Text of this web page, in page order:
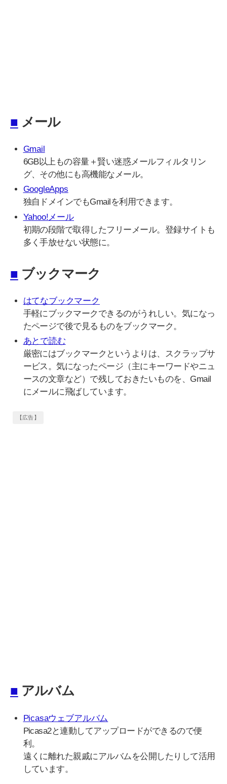
■ メール
Gmail
6GB以上もの容量＋賢い迷惑メールフィルタリン
グ、その他にも高機能なメール。
GoogleApps
独自ドメインでもGmailを利用できます。
Yahoo!メール
初期の段階で取得したフリーメール。登録サイトも
多く手放せない状態に。
■ ブックマーク
はてなブックマーク
手軽にブックマークできるのがうれしい。気になっ
たページで後で見るものをブックマーク。
あとで読む
厳密にはブックマークというよりは、スクラップサ
ービス。気になったページ（主にキーワードやニュ
ースの文章など）で残しておきたいものを、Gmail
にメールに飛ばしています。
【広告】
■ アルバム
Picasaウェブアルバム
Picasa2と連動してアップロードができるので便
利。
遠くに離れた親戚にアルバムを公開したりして活用
しています。